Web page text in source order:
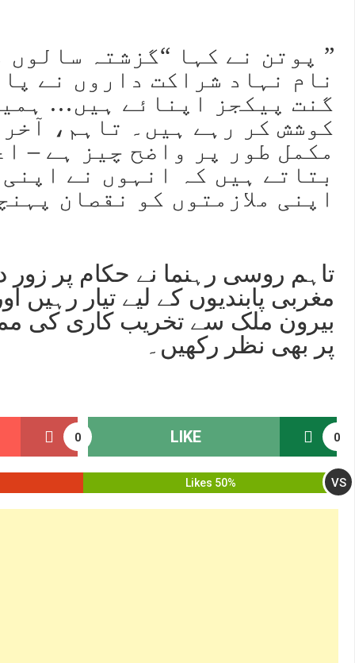
” پوتن نے کہا “گزشتہ سالوں
نام نہاد شراکت داروں نے
گنت پیکجز اپنائے ہیں…
کوشش کر رہے ہیں۔ تاہم،
مکمل طور پر واضح چیز ہے –
بتاتے ہیں کہ انہوں نے
اپنی ملازمتوں کو نقصان
تاہم روسی رہنما نے حکام پر زور
مغربی پابندیوں کے لیے تیار رہیں
بیرون ملک سے تخریب کاری کی
پر بھی نظر رکھیں۔
0
LIKE
0
50% Likes VS